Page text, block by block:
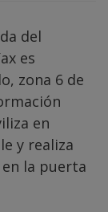
del
es
zona 6 de
en
y realiza
la puerta